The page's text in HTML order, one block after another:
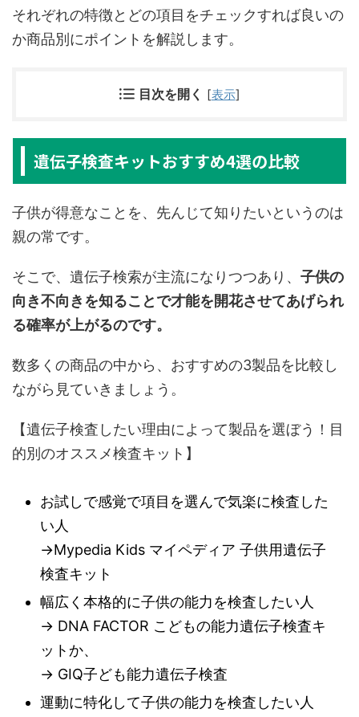
それぞれの特徴とどの項目をチェックすれば良いの
か商品別にポイントを解説します。
目次を開く [表示]
遺伝子検査キットおすすめ4選の比較
子供が得意なことを、先んじて知りたいというのは
親の常です。
そこで、遺伝子検索が主流になりつつあり、 子供の
向き不向きを知ることで才能を開花させてあげられ
る確率が上がるのです。
数多くの商品の中から、おすすめの3製品を比較し
ながら見ていきましょう。
【遺伝子検査したい理由によって製品を選ぼう！目
的別のオススメ検査キット】
お試しで感覚で項目を選んで気楽に検査した
い人
→Mypedia Kids マイペディア 子供用遺伝子
検査キット
幅広く本格的に子供の能力を検査したい人
→ DNA FACTOR こどもの能力遺伝子検査キ
ットか、
→ GIQ子ども能力遺伝子検査
運動に特化して子供の能力を検査したい人